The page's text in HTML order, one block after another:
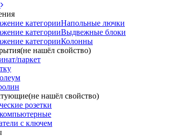
Напольные лючки
Выдвежные блоки
Колонны
нашёл свойство)
паркет
нашёл свойство)
розетки
с ключем